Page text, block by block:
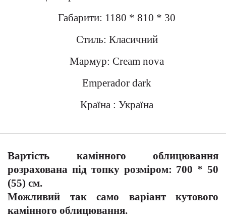
Габарити: 1180 * 810 * 30
Стиль: Класичний
Мармур: Cream nova
Emperador dark
Країна : Україна
Вартість камінного облицювання
розрахована під топку розміром: 700 * 50
(55) см.
Можливий так само варіант кутового
камінного облицювання.